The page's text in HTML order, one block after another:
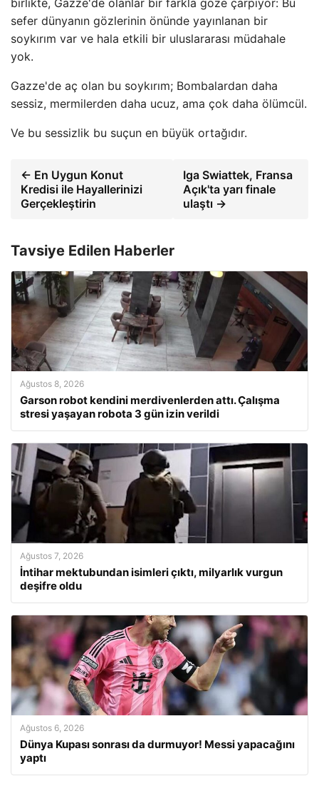
sefer dünyanın gözlerinin önünde yayınlanan bir
soykırım var ve hala etkili bir uluslararası müdahale
yok.
Gazze'de aç olan bu soykırım; Bombalardan daha
sessiz, mermilerden daha ucuz, ama çok daha ölümcül.
Ve bu sessizlik bu suçun en büyük ortağıdır.
← En Uygun Konut
Kredisi ile Hayallerinizi
Gerçekleştirin
Iga Swiattek, Fransa
Açık'ta yarı finale
ulaştı →
Tavsiye Edilen Haberler
Ağustos 8, 2026
Garson robot kendini merdivenlerden attı. Çalışma
stresi yaşayan robota 3 gün izin verildi
Ağustos 7, 2026
İntihar mektubundan isimleri çıktı, milyarlık vurgun
deşifre oldu
Ağustos 6, 2026
Dünya Kupası sonrası da durmuyor! Messi yapacağını
yaptı